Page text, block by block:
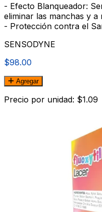
- Efecto Blanqueador:
eliminar las manchas y a
- Protección contra el
SENSODYNE
$98.00
Agregar
Precio por unidad: $1.09